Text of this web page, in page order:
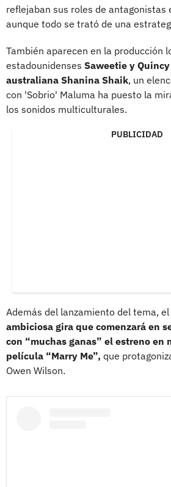
reflejaban sus roles de antagonistas
aunque todo se trató de una
También aparecen en la producción
estadounidenses Saweetie y
australiana Shanina Shaik, un
con 'Sobrio' Maluma ha puesto la
los sonidos multiculturales.
PUBLICIDAD
Además del lanzamiento del tema,
ambiciosa gira que comenzará en
con “muchas ganas” el estreno en
película “Marry Me”, que
Owen Wilson.